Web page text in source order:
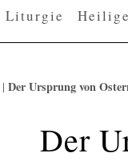
Liturgie
| Der Ursprung von
Der